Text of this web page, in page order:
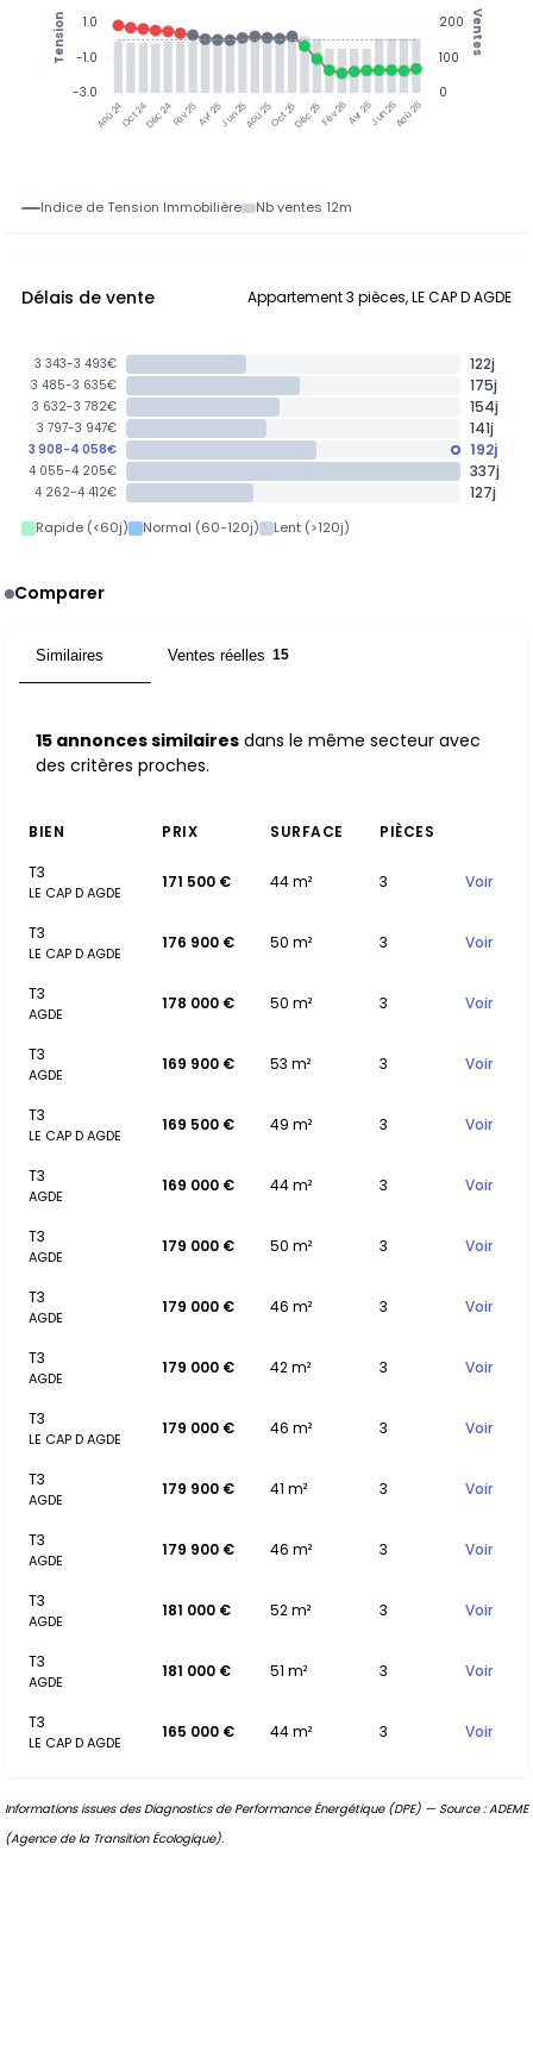
Aoû 24Oct 24Déc 24Fév 25Avr 25Jun 25Aoû 25Oct 25Déc 25Fév 26Avr 26Jun 26Aoû 26
200
100
0
Ventes
1.0
-1.0
-3.0
Tension
Indice de Tension Immobilière Nb ventes 12m
Délais de vente Appartement 3 pièces, LE CAP D AGDE
3 343-3 493€ 122j
3 485-3 635€ 175j
3 632-3 782€ 154j
3 797-3 947€ 141j
3 908-4 058€ 192j
4 055-4 205€ 337j
4 262-4 412€ 127j
Rapide (<60j) Normal (60-120j) Lent (>120j)
Comparer
Similaires Ventes réelles 15
15 annonces similaires dans le même secteur avec
des critères proches.
BIEN PRIX SURFACE
PIÈCES
T3
LE CAP D AGDE
171 500 € 44 m² 3 Voir
T3
LE CAP D AGDE
176 900 € 50 m² 3 Voir
T3
AGDE
178 000 € 50 m² 3 Voir
T3
AGDE
169 900 € 53 m² 3 Voir
T3
LE CAP D AGDE
169 500 € 49 m² 3 Voir
T3
AGDE
169 000 € 44 m² 3 Voir
T3
AGDE
179 000 € 50 m² 3 Voir
T3
AGDE
179 000 € 46 m² 3 Voir
T3
AGDE
179 000 € 42 m² 3 Voir
T3
LE CAP D AGDE
179 000 € 46 m² 3 Voir
T3
AGDE
179 900 € 41 m² 3 Voir
T3
AGDE
179 900 € 46 m² 3 Voir
T3
AGDE
181 000 € 52 m² 3 Voir
T3
AGDE
181 000 € 51 m² 3 Voir
T3
LE CAP D AGDE
165 000 € 44 m² 3 Voir
Informations issues des Diagnostics de Performance Énergétique (DPE) — Source : ADEME
(Agence de la Transition Écologique).